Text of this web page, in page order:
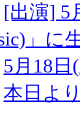
[出演] 5
」に
5月18
本日よ